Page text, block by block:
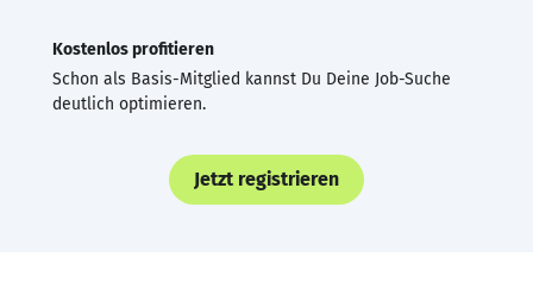
Kostenlos profitieren
Schon als Basis-Mitglied kannst Du Deine Job-Suche
deutlich optimieren.
Jetzt registrieren